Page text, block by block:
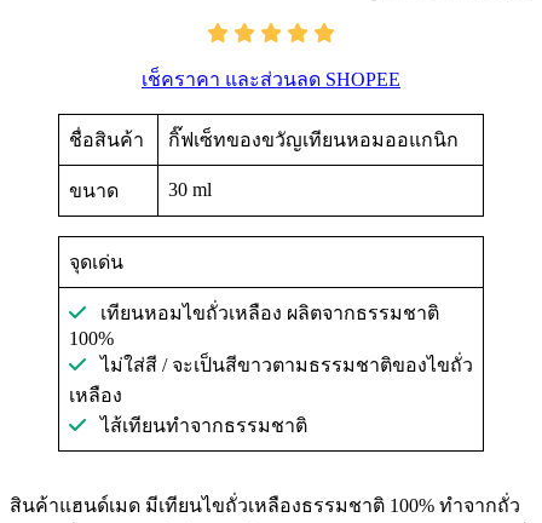
เช็คราคา และส่วนลด SHOPEE
ชื่อสินค้า กิ๊ฟเซ็ทของขวัญเทียนหอมออแกนิก
ขนาด 30 ml
จุดเด่น
เทียนหอมไขถั่วเหลือง ผลิตจากธรรมชาติ
100%
ไม่ใส่สี / จะเป็นสีขาวตามธรรมชาติของไขถั่ว
เหลือง
ไส้เทียนทำจากธรรมชาติ
สินค้าแฮนด์เมด มีเทียนไขถั่วเหลืองธรรมชาติ 100% ทำจากถั่ว